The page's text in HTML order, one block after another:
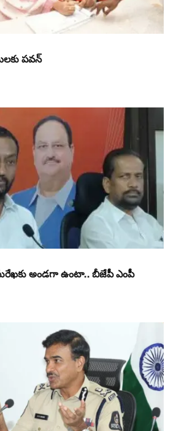
పవన్‌
అండగా ఉంటా.. బీజేపీ ఎంపీ